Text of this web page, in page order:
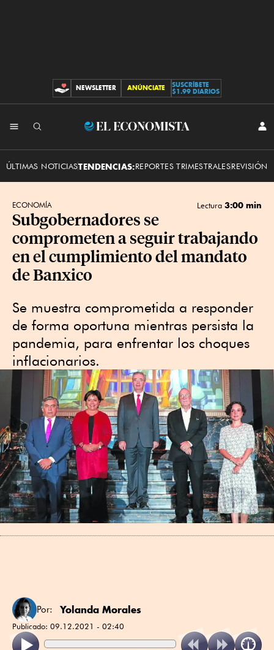
CONTRIBUCIONES
NEWSLETTER ANÚNCIATE
SUSCRÍBETE
$1.99 DIARIOS
El
ÚLTIMAS NOTICIASTENDENCIAS:REPORTES TRIMESTRALESREVISIÓN
ECONOMÍA Lectura 3:00 min
Subgobernadores se
comprometen a seguir trabajando
en el cumplimiento del mandato
de Banxico
Se muestra comprometida a responder
de forma oportuna mientras persista la
pandemia, para enfrentar los choques
inflacionarios.
Por: Yolanda Morales
Publicado: 09.12.2021 - 02:40